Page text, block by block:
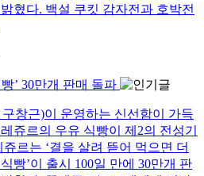
혔다. 백설 쿠킷 감자전과 호박전
’ 30만개 판매 돌파
창근)이 운영하는 신선함이 가득
쥬르의 우유 식빵이 제2의 전성기
르는 ‘결을 살려 뜯어 먹으면 더
빵’이 출시 100일 만에 30만개 판